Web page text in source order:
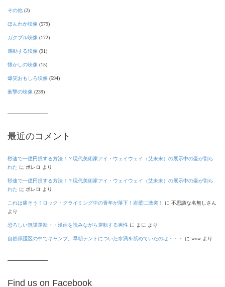
その他 (2)
ほんわか映像 (579)
ガクブル映像 (172)
感動する映像 (91)
懐かしの映像 (15)
爆笑おもしろ映像 (594)
衝撃の映像 (239)
最近のコメント
秒速で一億円損する方法！？現代美術家アイ・ウェイウェイ（艾未未）の展示中の壷が割ら
れた に ボレロ より
秒速で一億円損する方法！？現代美術家アイ・ウェイウェイ（艾未未）の展示中の壷が割ら
れた に ボレロ より
これは痛そう！ロック・クライミング中の青年が落下！岩壁に激突！ に 不思議な名無しさん
より
恐ろしい無謀運転・・漫画を読みながら運転する男性 に まに より
自然保護区の中でキャンプ。早朝テントについた水滴を舐めていたのは・・・ に wow より
Find us on Facebook